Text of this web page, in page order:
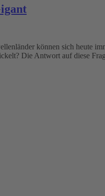
können sich heute
Die Antwort auf diese